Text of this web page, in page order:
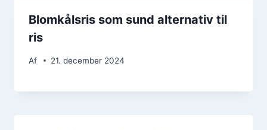
Blomkålsris som sund alternativ til
ris
Af 21. december 2024